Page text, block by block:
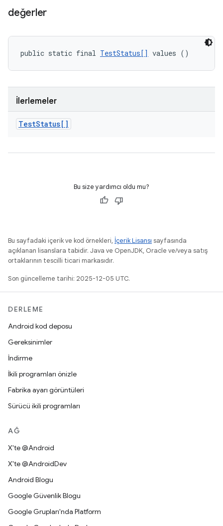
değerler
public static final TestStatus[] values ()
İlerlemeler
TestStatus[]
Bu size yardımcı oldu mu?
Bu sayfadaki içerik ve kod örnekleri, İçerik Lisansı sayfasında
açıklanan lisanslara tabidir. Java ve OpenJDK, Oracle ve/veya satış
ortaklarının tescilli ticari markasıdır.
Son güncelleme tarihi: 2025-12-05 UTC.
DERLEME
Android kod deposu
Gereksinimler
İndirme
İkili programları önizle
Fabrika ayarı görüntüleri
Sürücü ikili programları
AĞ
X'te @Android
X'te @AndroidDev
Android Blogu
Google Güvenlik Blogu
Google Grupları'nda Platform